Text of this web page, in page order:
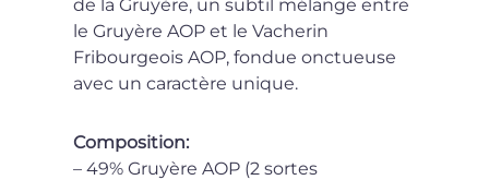
de la Gruyère, un subtil mélange entre
le Gruyère AOP et le Vacherin
Fribourgeois AOP, fondue onctueuse
avec un caractère unique.
Composition:
– 49% Gruyère AOP (2 sortes